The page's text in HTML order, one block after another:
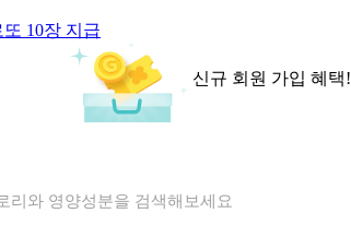
또 10장 지급
신규 회원 가입 혜택!
리와 영양성분을 검색해보세요